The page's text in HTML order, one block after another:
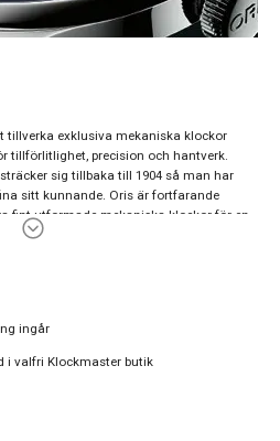
tillverka exklusiva mekaniska klockor
tillförlitlighet, precision och hantverk.
sig tillbaka till 1904 så man har
sitt kunnande. Oris är fortfarande
fint utformade mekaniska klockor för en
har en annorlunda filosofi vad
de flesta andra tillverkare. Pengar som
för att hålla ner priset på klockorna.
ingår
i valfri Klockmaster butik